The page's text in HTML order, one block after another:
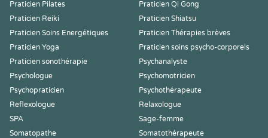
Praticien Pilates
Praticien Qi Gong
Praticien Reiki
Praticien Shiatsu
Praticien Soins Energétiques
Praticien Thérapies brèves
Praticien Yoga
Praticien soins psycho-corporels
Praticien sonothérapie
Psychanalyste
Psychologue
Psychomotricien
Psychopraticien
Psychothérapeute
Reflexologue
Relaxologue
SPA
Sage-femme
Somatopathe
Somatothérapeute